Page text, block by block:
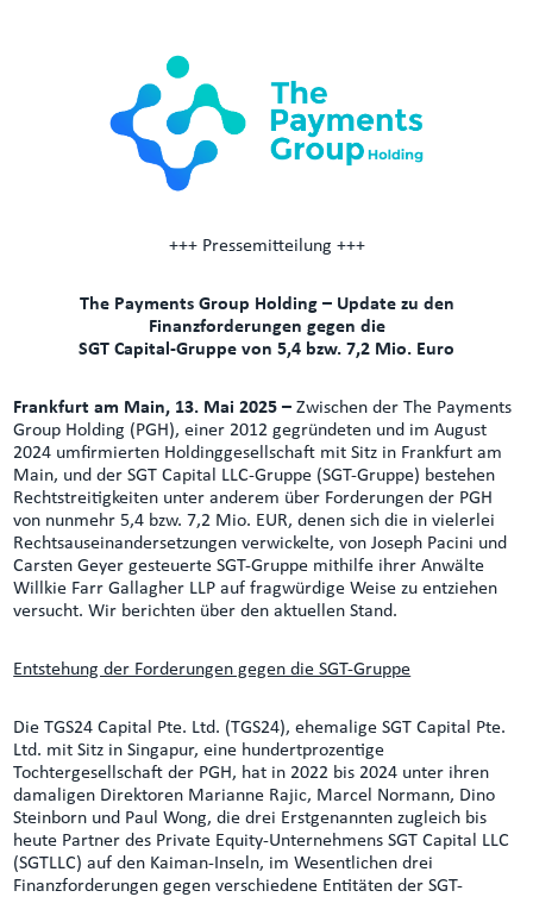
+++ Pressemitteilung +++
The Payments Group Holding – Update zu den
Finanzforderungen gegen die
SGT Capital-Gruppe von 5,4 bzw. 7,2 Mio. Euro
Frankfurt am Main, 13. Mai 2025 –Zwischen der The Payments
Group Holding (PGH), einer 2012 gegründeten und im August
2024 umfirmierten Holdinggesellschaft mit Sitz in Frankfurt am
Main, und der SGT Capital LLC-Gruppe (SGT-Gruppe) bestehen
Rechtstreitigkeiten unter anderem über Forderungen der PGH
von nunmehr 5,4 bzw. 7,2 Mio. EUR, denen sich die in vielerlei
Rechtsauseinandersetzungen verwickelte, von Joseph Pacini und
Carsten Geyer gesteuerte SGT-Gruppe mithilfe ihrer Anwälte
Willkie Farr Gallagher LLP auf fragwürdige Weise zu entziehen
versucht. Wir berichten über den aktuellen Stand.
Entstehung der Forderungen gegen die SGT-Gruppe
Die TGS24 Capital Pte. Ltd. (TGS24), ehemalige SGT Capital Pte.
Ltd. mit Sitz in Singapur, eine hundertprozentige
Tochtergesellschaft der PGH, hat in 2022 bis 2024 unter ihren
damaligen Direktoren Marianne Rajic, Marcel Normann, Dino
Steinborn und Paul Wong, die drei Erstgenannten zugleich bis
heute Partner des Private Equity-Unternehmens SGT Capital LLC
(SGTLLC) auf den Kaiman-Inseln, im Wesentlichen drei
Finanzforderungen gegen verschiedene Entitäten der SGT-